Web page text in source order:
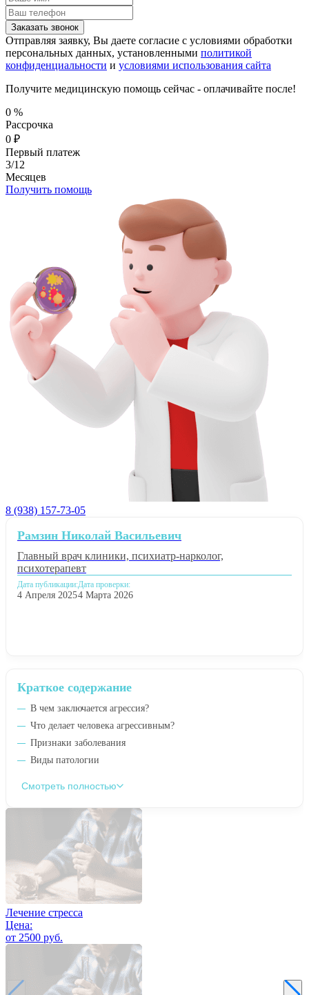
Заказать звонок
Отправляя заявку, Вы даете согласие с условиями обработки
персональных данных, установленными политикой
конфиденциальности и условиями использования сайта
Получите медицинскую помощь сейчас - оплачивайте после!
0 %
Рассрочка
0 ₽
Первый платеж
3/12
Месяцев
Получить помощь
8 (938) 157-73-05
Краткое содержание
В чем заключается агрессия?
Что делает человека агрессивным?
Признаки заболевания
Виды патологии
Смотреть полностью
Рамзин Николай Васильевич
Главный врач клиники, психиатр-нарколог,
психотерапевт
Дата публикации:
4 Апреля 2025
Дата проверки:
4 Марта 2026
Лечение стресса
Цена:
от 2500 руб.